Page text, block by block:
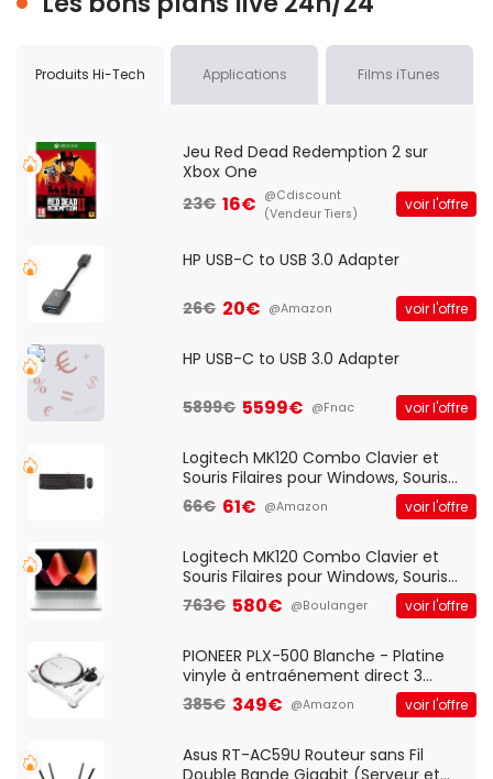
Produits Hi-Tech Applications Films iTunes
Jeu Red Dead Redemption 2 sur
Xbox One
23€ 16€ @Cdiscount
(Vendeur Tiers)
voir l'offre
HP USB-C to USB 3.0 Adapter
26€ 20€ @Amazon voir l'offre
HP USB-C to USB 3.0 Adapter
5899€ 5599€ @Fnac voir l'offre
Logitech MK120 Combo Clavier et
Souris Filaires pour Windows, Souris
Optique Filaire, Connexion USB Plug
And Play, Confortable, Taille
QWERTY UK - Noir
66€ 61€ @Amazon voir l'offre
Logitech MK120 Combo Clavier et
Souris Filaires pour Windows, Souris
Optique Filaire, Connexion USB Plug
And Play, Confortable, Taille
QWERTY UK - Noir
763€ 580€ @Boulanger voir l'offre
PIONEER PLX-500 Blanche - Platine
vinyle à entraénement direct 3
vitesses (33-45-78 trs/min) avec
pre-ampli intégré et port USB
385€ 349€ @Amazon voir l'offre
Asus RT-AC59U Routeur sans Fil
Double Bande Gigabit (Serveur et